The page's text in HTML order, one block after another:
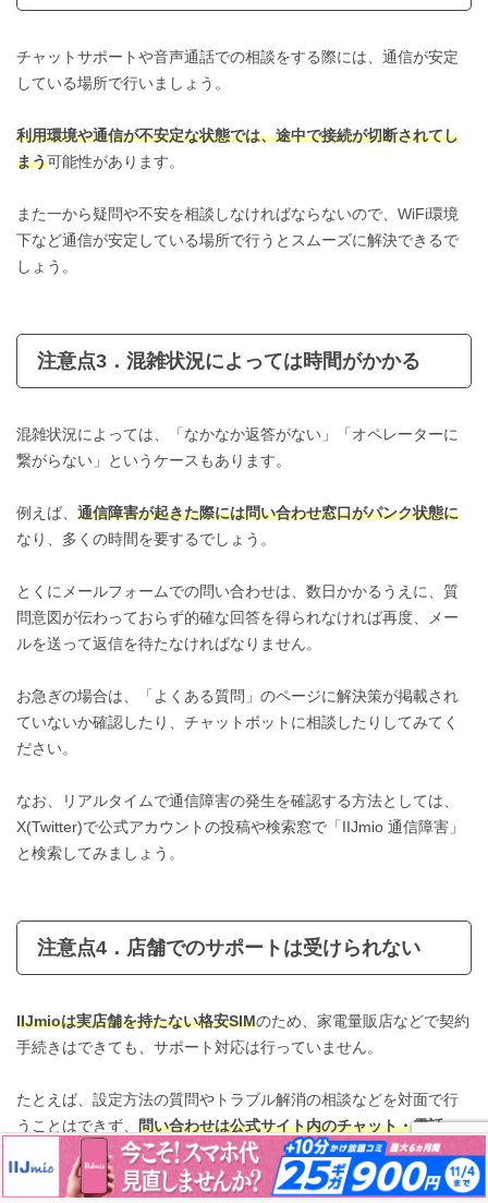
チャットサポートや音声通話での相談をする際には、通信が安定
している場所で行いましょう。
利用環境や通信が不安定な状態では、途中で接続が切断されてし
まう可能性があります。
また一から疑問や不安を相談しなければならないので、WiFi環境
下など通信が安定している場所で行うとスムーズに解決できるで
しょう。
注意点3．混雑状況によっては時間がかかる
混雑状況によっては、「なかなか返答がない」「オペレーターに
繋がらない」というケースもあります。
例えば、 通信障害が起きた際には問い合わせ窓口がパンク状態に
なり、多くの時間を要するでしょう。
とくにメールフォームでの問い合わせは、数日かかるうえに、質
問意図が伝わっておらず的確な回答を得られなければ再度、メー
ルを送って返信を待たなければなりません。
お急ぎの場合は、「よくある質問」のページに解決策が掲載され
ていないか確認したり、チャットボットに相談したりしてみてく
ださい。
なお、リアルタイムで通信障害の発生を確認する方法としては、
X(Twitter)で公式アカウントの投稿や検索窓で「IIJmio 通信障害」
と検索してみましょう。
注意点4．店舗でのサポートは受けられない
IIJmioは実店舗を持たない格安SIMのため、家電量販店などで契約
手続きはできても、サポート対応は行っていません。
たとえば、設定方法の質問やトラブル解消の相談などを対面で行
うことはできず、 問い合わせは公式サイト内のチャット・電話・
メールフォームを通じて行う必要があります。